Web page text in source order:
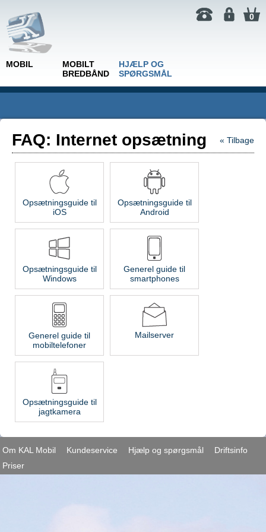
0
MOBIL
MOBILT
BREDBÅND
HJÆLP OG
SPØRGSMÅL
FAQ: Internet opsætning « Tilbage
Opsætningsguide til
iOS
Opsætningsguide til
Android
Opsætningsguide til
Windows
Generel guide til
smartphones
Generel guide til
mobiltelefoner
Mailserver
Opsætningsguide til
jagtkamera
Om KAL Mobil Kundeservice Hjælp og spørgsmål
Driftsinfo
Priser